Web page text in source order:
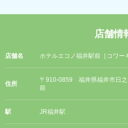
店舗情
店舗名 ホテルエコノ福井駅前［コワー
住所
〒910-0859 福井県福井市日
前
駅 JR福井駅